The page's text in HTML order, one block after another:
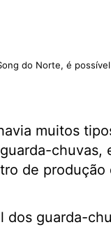
do Norte, é
muitos
chuvas,
de produção
dos guarda-